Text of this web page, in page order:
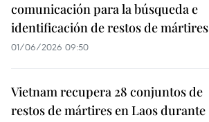
comunicación para la búsqueda e
identificación de restos de mártires
01/06/2026 09:50
Vietnam recupera 28 conjuntos de
restos de mártires en Laos durante